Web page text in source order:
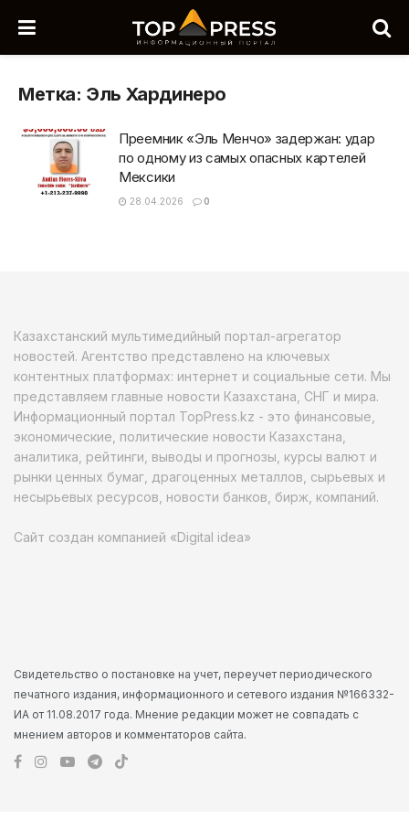
Метка: Эль Хардинеро
Преемник «Эль Менчо» задержан: удар
по одному из самых опасных картелей
Мексики
28.04.2026 0
Казахстанский мультимедийный портал-агрегатор
новостей. Агентство представлено на ключевых
контентных платформах: интернет и социальные сети. Мы
представляем главные новости Казахстана, СНГ и мира.
Информационный портал TopPress.kz - это финансовые,
экономические, политические новости Казахстана,
аналитика, рейтинги, выводы и прогнозы, курсы валют и
рынки ценных бумаг, драгоценных металлов, сырьевых и
несырьевых ресурсов, новости банков, бирж, компаний.
Сайт создан компанией «Digital idea»
Свидетельство о постановке на учет, переучет периодического
печатного издания, информационного и сетевого издания №166332-
ИА от 11.08.2017 года. Мнение редакции может не совпадать с
мнением авторов и комментаторов сайта.